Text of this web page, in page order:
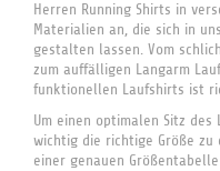
Herren Running Shirts in
Materialien an, die sich in
gestalten lassen. Vom
zum auffälligen Langarm
funktionellen Laufshirts ist
Um einen optimalen Sitz
wichtig die richtige Größe zu
einer genauen